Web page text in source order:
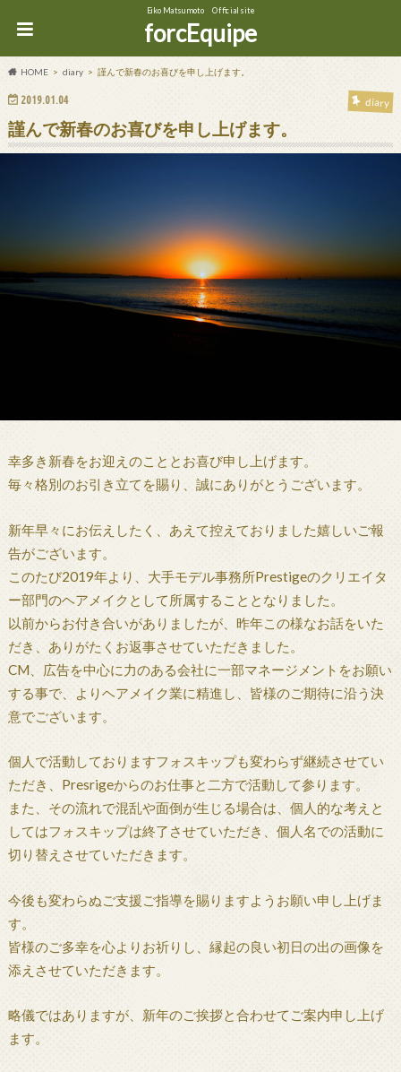
Eiko Matsumoto Official site
forcEquipe
HOME diary 謹んで新春のお喜びを申し上げます。
2019.01.04 diary
謹んで新春のお喜びを申し上げます。
幸多き新春をお迎えのこととお喜び申し上げます。
毎々格別のお引き立てを賜り、誠にありがとうございます。
新年早々にお伝えしたく、あえて控えておりました嬉しいご報
告がございます。
このたび2019年より、大手モデル事務所Prestigeのクリエイタ
ー部門のヘアメイクとして所属することとなりました。
以前からお付き合いがありましたが、昨年この様なお話をいた
だき、ありがたくお返事させていただきました。
CM、広告を中心に力のある会社に一部マネージメントをお願い
する事で、よりヘアメイク業に精進し、皆様のご期待に沿う決
意でございます。
個人で活動しておりますフォスキップも変わらず継続させてい
ただき、Presrigeからのお仕事と二方で活動して参ります。
また、その流れで混乱や面倒が生じる場合は、個人的な考えと
してはフォスキップは終了させていただき、個人名での活動に
切り替えさせていただきます。
今後も変わらぬご支援ご指導を賜りますようお願い申し上げま
す。
皆様のご多幸を心よりお祈りし、縁起の良い初日の出の画像を
添えさせていただきます。
略儀ではありますが、新年のご挨拶と合わせてご案内申し上げ
ます。